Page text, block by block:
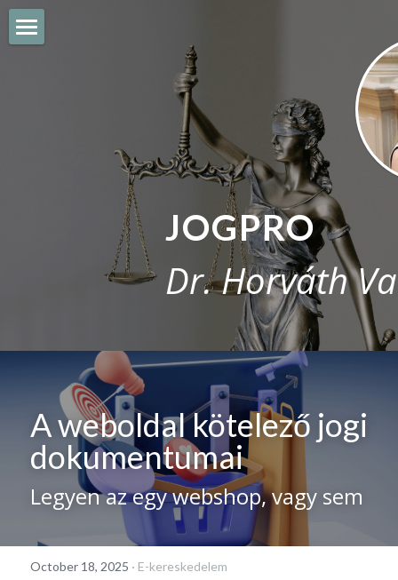
JOGPRO
Dr. Horváth
CIVIL SZERVEZETEK
SZELLEMI TULAJDON
WORKSHOP
Hungarian
English
A weboldal kötelező jogi
dokumentumai
Legyen az egy webshop, vagy sem
October 18, 2025 · E-kereskedelem